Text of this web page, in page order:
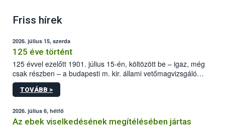
Friss hírek
2026. július 15, szerda
125 éve történt
125 évvel ezelőtt 1901. július 15-én, költözött be – igaz, még
csak részben – a budapesti m. kir. állami vetőmagvizsgáló
állomás a Kis Rókus utca 15. szám alatti, Czigler Győző által
tervezett új épületébe.
TOVÁBB >
2026. július 6, hétfő
Az ebek viselkedésének megítélésében jártas